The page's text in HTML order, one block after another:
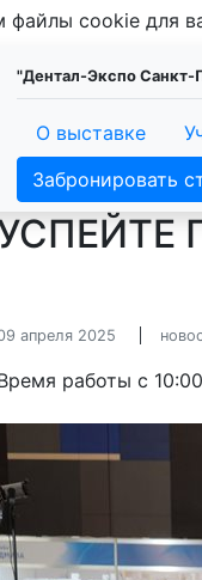
cookie для
"Дентал-Экспо Санкт-
О выставке
Забронировать
апреля 2025
работы с